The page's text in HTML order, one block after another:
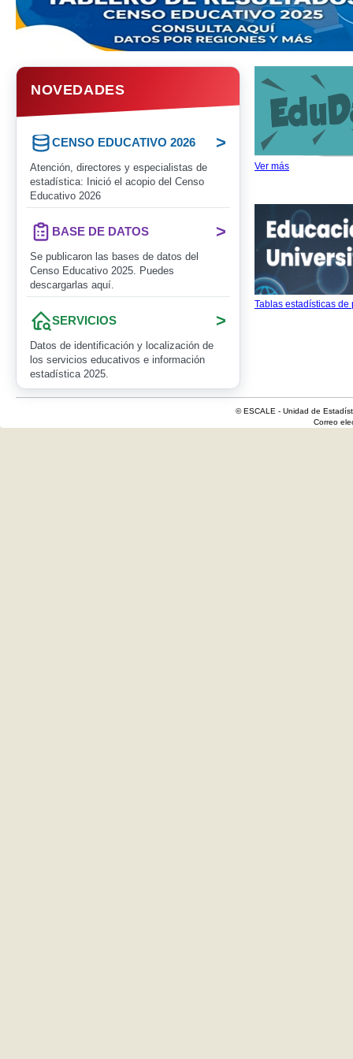
NOVEDADES
CENSO EDUCATIVO 2026 >
Atención, directores y especialistas de
estadística: Inició el acopio del Censo
Educativo 2026
BASE DE DATOS >
Se publicaron las bases de datos del
Censo Educativo 2025. Puedes
descargarlas aquí.
SERVICIOS >
Datos de identificación y localización de
los servicios educativos e información
estadística 2025.
Ver más
Tablas estadísticas
© ESCALE - Unidad de
Correo